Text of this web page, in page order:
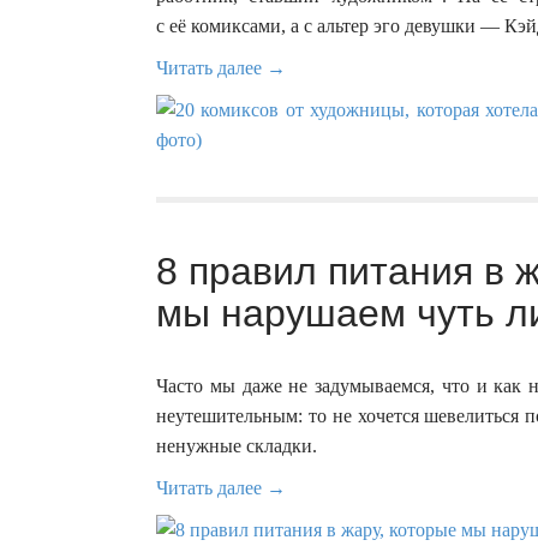
с её комиксами, а с альтер эго девушки —
Читать далее →
8 правил питания в
мы нарушаем чуть
Часто мы даже не задумываемся, что и как
неутешительным: то не хочется шевелиться
ненужные складки.
Читать далее →